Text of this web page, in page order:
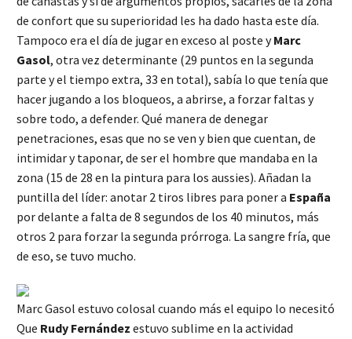
de confort que su superioridad les ha dado hasta este día.
Tampoco era el día de jugar en exceso al poste yMarc
Gasol, otra vez determinante (29 puntos en la segunda
parte y el tiempo extra, 33 en total), sabía lo que tenía que
hacer jugando a los bloqueos, a abrirse, a forzar faltas y
sobre todo, a defender. Qué manera de denegar
penetraciones, esas que no se ven y bien que cuentan, de
intimidar y taponar, de ser el hombre que mandaba en la
zona (15 de 28 en la pintura para los aussies). Añadan la
puntilla del líder: anotar 2 tiros libres para poner a España
por delante a falta de 8 segundos de los 40 minutos, más
otros 2 para forzar la segunda prórroga. La sangre fría, que
de eso, se tuvo mucho.
Marc Gasol estuvo colosal cuando más el equipo lo necesitó
Que Rudy Fernández estuvo sublime en la actividad